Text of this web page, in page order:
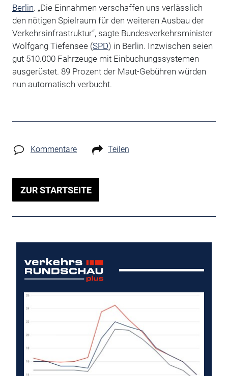
Berlin. „Die Einnahmen verschaffen uns verlässlich
den nötigen Spielraum für den weiteren Ausbau der
Verkehrsinfrastruktur“, sagte Bundesverkehrsminister
Wolfgang Tiefensee (SPD) in Berlin. Inzwischen seien
gut 510.000 Fahrzeuge mit Einbuchungssystemen
ausgerüstet. 89 Prozent der Maut-Gebühren würden
nun automatisch verbucht.
Kommentare Teilen
ZUR STARTSEITE